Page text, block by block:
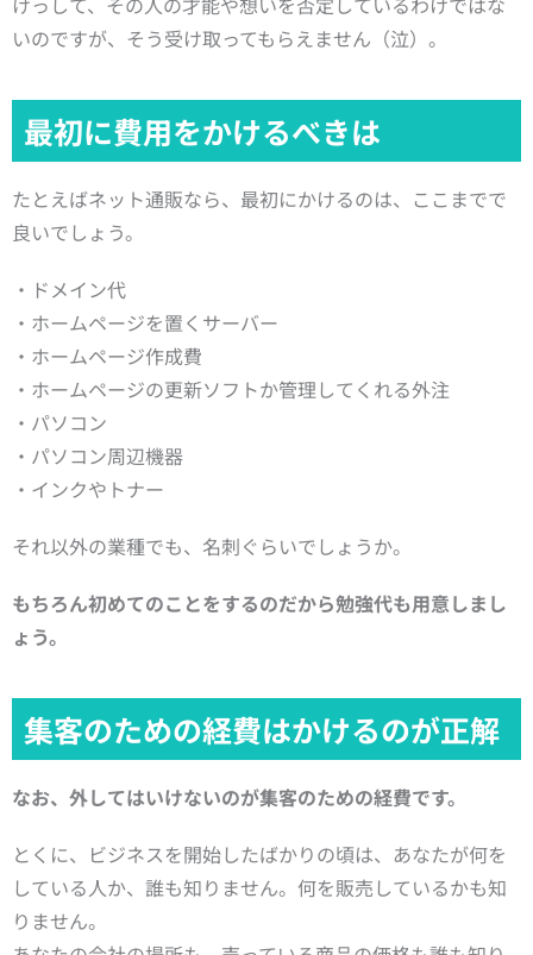
いのですが、そう受け取ってもらえません（泣）。
最初に費用をかけるべきは
たとえばネット通販なら、最初にかけるのは、ここまでで
良いでしょう。
・ドメイン代
・ホームページを置くサーバー
・ホームページ作成費
・ホームページの更新ソフトか管理してくれる外注
・パソコン
・パソコン周辺機器
・インクやトナー
それ以外の業種でも、名刺ぐらいでしょうか。
もちろん初めてのことをするのだから勉強代も用意しまし
ょう。
集客のための経費はかけるのが正解
なお、外してはいけないのが集客のための経費です。
とくに、ビジネスを開始したばかりの頃は、あなたが何を
している人か、誰も知りません。何を販売しているかも知
りません。